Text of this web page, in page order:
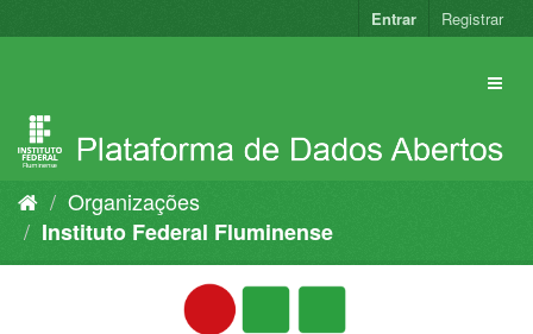
para
Entrar Registrar
Organizações
Instituto Federal Fluminense